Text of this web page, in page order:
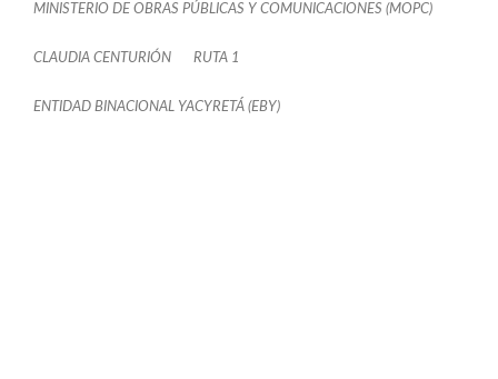
MINISTERIO DE OBRAS PÚBLICAS Y COMUNICACIONES (MOPC)
CLAUDIA CENTURIÓN RUTA 1
ENTIDAD BINACIONAL YACYRETÁ (EBY)